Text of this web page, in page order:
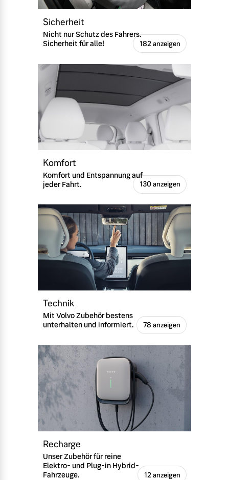
Sicherheit
Nicht nur Schutz des Fahrers.
Sicherheit für alle!
182 anzeigen
Komfort
Komfort und Entspannung auf
jeder Fahrt.
130 anzeigen
Technik
Mit Volvo Zubehör bestens
unterhalten und informiert.
78 anzeigen
Recharge
Unser Zubehör für reine
Elektro- und Plug-in Hybrid-
Fahrzeuge.
12 anzeigen